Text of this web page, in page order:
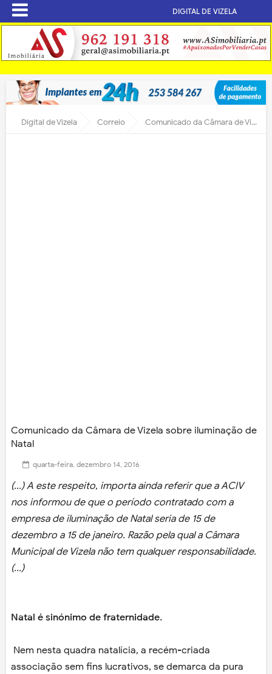
DIGITAL DE VIZELA
Digital de Vizela Correio Comunicado da Câmara de Vizela sobre iluminação de Natal
Comunicado da Câmara de Vizela sobre iluminação de
Natal
quarta-feira, dezembro 14, 2016
(...) A este respeito, importa ainda referir que a ACIV
nos informou de que o período contratado com a
empresa de iluminação de Natal seria de 15 de
dezembro a 15 de janeiro. Razão pela qual a Câmara
Municipal de Vizela não tem qualquer responsabilidade.
(...)
Natal é sinónimo de fraternidade.
Nem nesta quadra natalícia, a recém-criada
associação sem fins lucrativos, se demarca da pura